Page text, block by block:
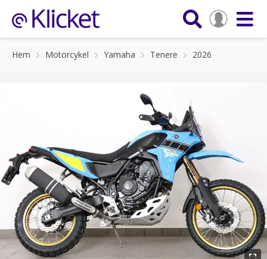
Hem Motorcykel Yamaha Tenere 2026